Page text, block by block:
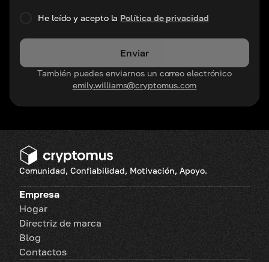
He leído y acepto la Política de privacidad
Enviar
También puedes enviarnos un correo electrónico
emily.williams@cryptomus.com
Comunidad, Confiabilidad, Motivación, Apoyo.
Empresa
Hogar
Directriz de marca
Blog
Contactos